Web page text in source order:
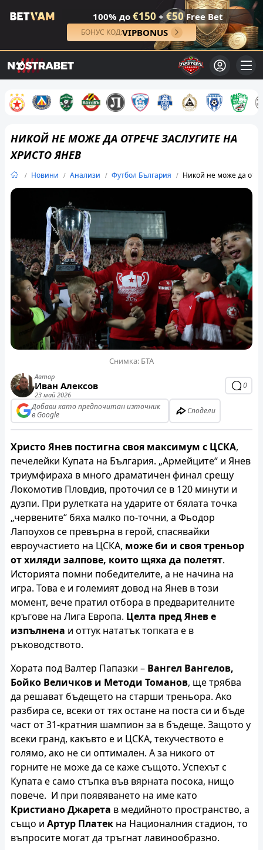
100% до €150 + €50Free Bet
БОНУС КОД:VIPBONUS
НИКОЙ НЕ МОЖЕ ДА ОТРЕЧЕ ЗАСЛУГИТЕ НА
ХРИСТО ЯНЕВ
Новини Анализи Футбол България Никой не може да
Снимка: БТА
Автор
Иван Алексов
23 май 2026
0
Добави като предпочитан източник
в Google
Сподели
Христо Янев постигна своя максимум с ЦСКА,
печелейки Купата на България. „Армейците“ и Янев
триумфираха в много драматичен финал срещу
Локомотив Пловдив, проточил се в 120 минути и
дузпи. При рулетката на ударите от бялата точка
„червените“ бяха малко по-точни, а Фьодор
Лапоухов се превърна в герой, спасявайки
евроучастието на ЦСКА, може би и своя треньор
от хиляди залпове, които щяха да полетят.
Историята помни победителите, а не начина на
игра. Това е и големият довод на Янев в този
момент, вече пратил отбора в предварителните
кръгове на Лига Европа. Целта пред Янев е
изпълнена и оттук нататък топката е в
ръководството.
Хората под Валтер Папазки – Вангел Вангелов,
Бойко Величков и Методи Томанов, ще трябва
да решават бъдещето на старши треньора. Ако
разбира се, всеки от тях остане на поста си и бъде
част от 31-кратния шампион за в бъдеще. Защото у
всеки гранд, какъвто е и ЦСКА, текучеството е
голямо, ако не си оптимален. А за никого от
горните не може да се каже същото. Успехът с
Купата е само стъпка във вярната посока, нищо
повече. И при появяването на име като
Кристиано Джарета в медийното пространство, а
също и Артур Платек на Националния стадион, то
въпросите могат да тръгнат лавинообразно.